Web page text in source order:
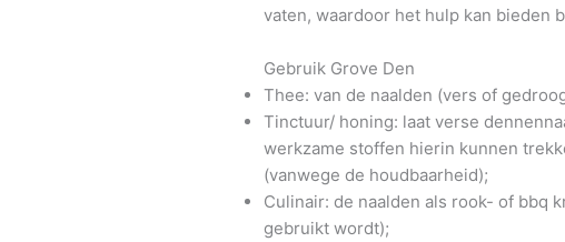
vaten, waardoor het hulp kan bieden
Gebruik Grove Den
Thee: van de naalden (vers of
Tinctuur/ honing: laat verse
werkzame stoffen hierin kunnen
(vanwege de houdbaarheid);
Culinair: de naalden als rook- of bbq
gebruikt wordt);